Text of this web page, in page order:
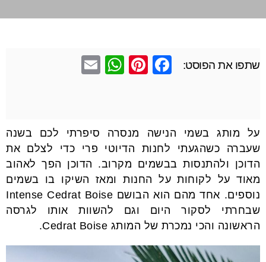
שתפו את הפוסט:
F
b
o
o
k
Pi
st
W
A
p
p
על מותג בשמי הנישה מנסרה סיפרתי לכם בשנה
שעברה כשהגעתי לחנות הדיוטי פרי כדי לצלם את
הדוכן ולהתנסות בבשמים מקרוב. הדוכן הפך לאהוב
מאוד על לקוחות על החנות ומאז השיקו בו בשמים
נוספים. אחד מהם הוא הבושם Intense Cedrat Boise
שבחרתי לסקור היום וגם להשוות אותו לגרסה
הראשונה והכי נמכרת של המותג Cedrat Boise.